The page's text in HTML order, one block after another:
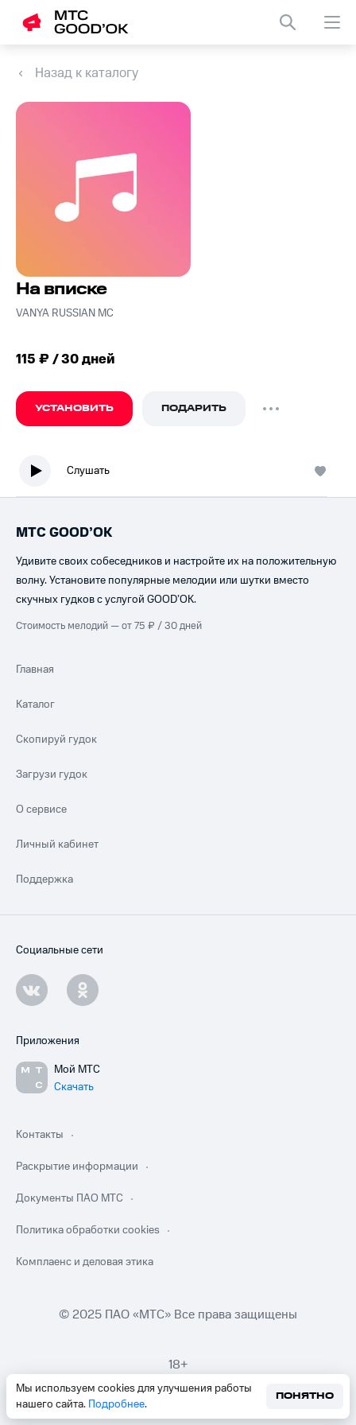
Назад к каталогу
На вписке
VANYA RUSSIAN MC
115 ₽ / 30 дней
УСТАНОВИТЬ ПОДАРИТЬ
Слушать
Мы используем cookies для улучшения работы
нашего сайта. Подробнее.
ПОНЯТНО
МТС GOOD’OK
Удивите своих собеседников и настройте их на положительную
волну. Установите популярные мелодии или шутки вместо
скучных гудков с услугой GOOD’OK.
Стоимость мелодий — от 75 ₽ / 30 дней
Главная
Каталог
Скопируй гудок
Загрузи гудок
О сервисе
Личный кабинет
Поддержка
Социальные сети
Приложения
Мой МТС
Скачать
Контакты
Раскрытие информации
Документы ПАО МТС
Политика обработки cookies
Комплаенс и деловая этика
© 2025 ПАО «МТС» Все права защищены
18+